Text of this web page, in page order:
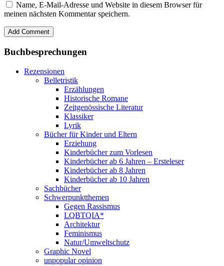
Name, E-Mail-Adresse und Website in diesem Browser für
meinen nächsten Kommentar speichern.
Buchbesprechungen
Rezensionen
Belletristik
Erzählungen
Historische Romane
Zeitgenössische Literatur
Klassiker
Lyrik
Bücher für Kinder und Eltern
Erziehung
Kinderbücher zum Vorlesen
Kinderbücher ab 6 Jahren – Ersteleser
Kinderbücher ab 8 Jahren
Kinderbücher ab 10 Jahren
Sachbücher
Schwerpunktthemen
Gegen Rassismus
LQBTQIA*
Architektur
Feminismus
Natur/Umweltschutz
Graphic Novel
unpopular opinion